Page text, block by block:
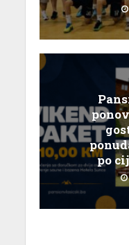
po